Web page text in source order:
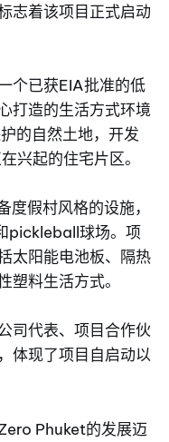
志着该项目正式启动
个已获EIA批准的低
打造的生活方式环境
的自然土地，开发
兴起的住宅片区。
假村风格的设施，
pickleball球场。项
太阳能电池板、隔热
塑料生活方式。
司代表、项目合作伙
体现了项目自启动以
Phuket的发展迈